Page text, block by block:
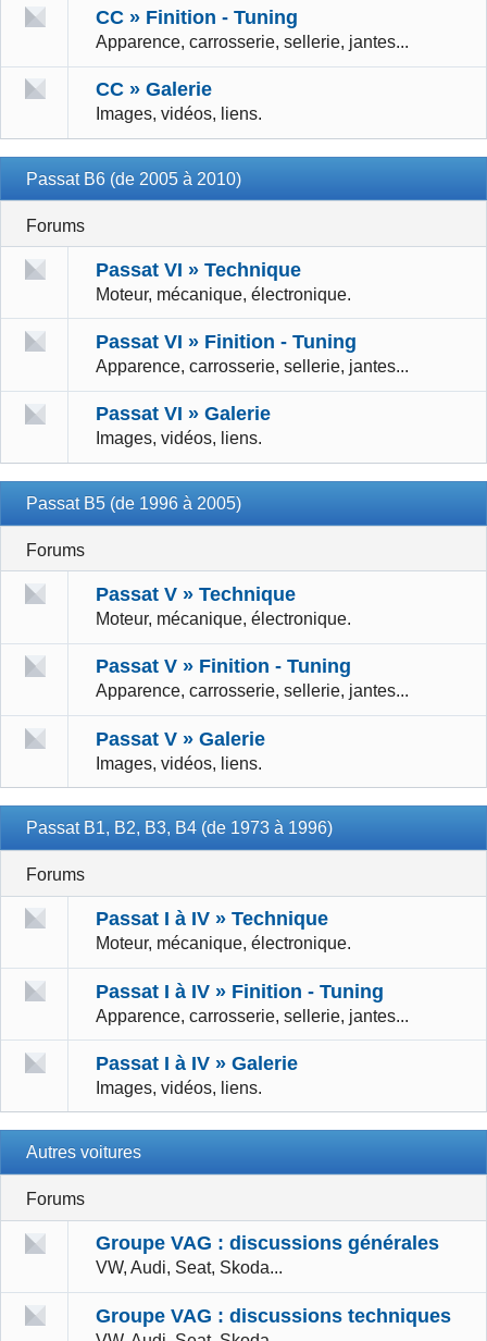
CC » Finition - Tuning
Apparence, carrosserie, sellerie, jantes...
CC » Galerie
Images, vidéos, liens.
Passat B6 (de 2005 à 2010)
Forums
Passat VI » Technique
Moteur, mécanique, électronique.
Passat VI » Finition - Tuning
Apparence, carrosserie, sellerie, jantes...
Passat VI » Galerie
Images, vidéos, liens.
Passat B5 (de 1996 à 2005)
Forums
Passat V » Technique
Moteur, mécanique, électronique.
Passat V » Finition - Tuning
Apparence, carrosserie, sellerie, jantes...
Passat V » Galerie
Images, vidéos, liens.
Passat B1, B2, B3, B4 (de 1973 à 1996)
Forums
Passat I à IV » Technique
Moteur, mécanique, électronique.
Passat I à IV » Finition - Tuning
Apparence, carrosserie, sellerie, jantes...
Passat I à IV » Galerie
Images, vidéos, liens.
Autres voitures
Forums
Groupe VAG : discussions générales
VW, Audi, Seat, Skoda...
Groupe VAG : discussions techniques